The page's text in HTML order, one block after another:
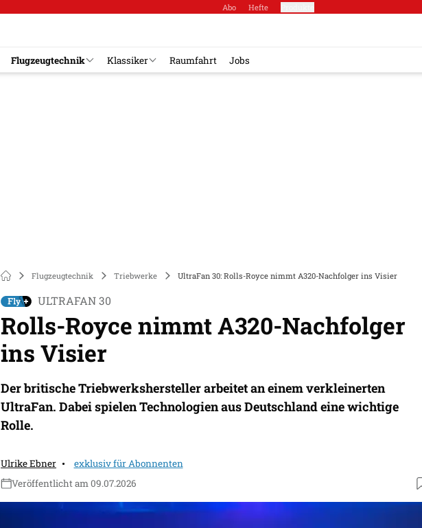
Abo Hefte
Flugzeugtechnik Klassiker Raumfahrt Jobs
Flugzeugtechnik Triebwerke UltraFan 30: Rolls-Royce nimmt A320-Nachfolger ins Visier
ULTRAFAN 30
Rolls-Royce nimmt A320-Nachfolger
ins Visier
Der britische Triebwerkshersteller arbeitet an einem verkleinerten
UltraFan. Dabei spielen Technologien aus Deutschland eine wichtige
Rolle.
Ulrike Ebner
exklusiv für Abonnenten
Veröffentlicht am 09.07.2026